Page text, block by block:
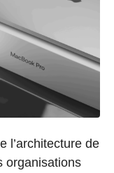
l’architecture de
organisations